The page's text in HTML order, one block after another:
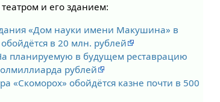
и его зданием:
«Дом науки имени Макушина» в
в 20 млн. рублей
планируемую в будущем реставрацию
рублей
«Скоморох» обойдётся казне почти в 500